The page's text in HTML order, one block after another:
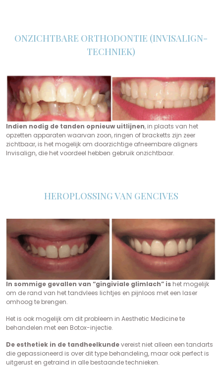
ONZICHTBARE ORTHODONTIE (INVISALIGN-
TECHNIEK)
Indien nodig de tanden opnieuw uitlijnen, in plaats van het
opzetten apparaten waarvan zoon, ringen of bracketts zijn zeer
zichtbaar, is het mogelijk om doorzichtige afneembare aligners
Invisalign, die het voordeel hebben gebruik onzichtbaar.
HEROPLOSSING VAN GENCIVES
In sommige gevallen van “gingiviale glimlach” is het mogelijk
om de rand van het tandvlees lichtjes en pijnloos met een laser
omhoog te brengen.
Het is ook mogelijk om dit probleem in Aesthetic Medicine te
behandelen met een Botox-injectie.
De esthetiek in de tandheelkundevereist niet alleen een tandarts
die gepassioneerd is over dit type behandeling, maar ook perfect is
uitgerust en getraind in alle bestaande technieken.